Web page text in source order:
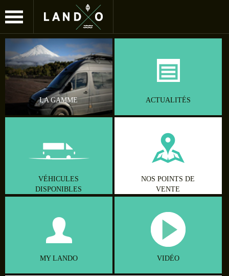
Jump to navigation
LA GAMME ACTUALITÉS
VÉHICULES
DISPONIBLES
NOS POINTS DE
VENTE
MY LANDO VIDÉO